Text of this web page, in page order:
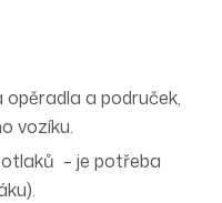
opěradla a područek,
vozíku.
– je potřeba